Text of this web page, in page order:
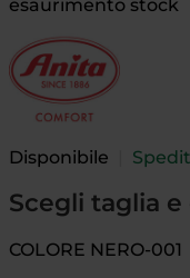
esaurimento stock
Disponibile
Scegli taglia e
COLORE NERO-001